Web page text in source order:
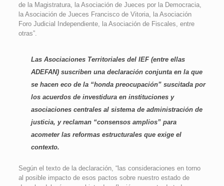
de la Magistratura, la Asociación de Jueces por la Democracia,
la Asociación de Jueces Francisco de Vitoria, la Asociación
Foro Judicial Independiente, la Asociación de Fiscales, entre
otras”.
Las Asociaciones Territoriales del IEF (entre ellas
ADEFAN) suscriben una declaración conjunta en la que
se hacen eco de la “honda preocupación” suscitada por
los acuerdos de investidura en instituciones y
asociaciones centrales al sistema de administración de
justicia, y reclaman “consensos amplios” para
acometer las reformas estructurales que exige el
contexto.
Según el texto de la declaración, “las consideraciones en torno
al posible impacto de esos pactos sobre nuestro estado de